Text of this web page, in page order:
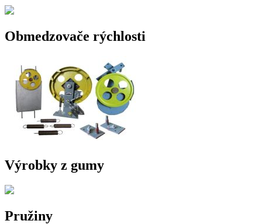
Obmedzovače rýchlosti
Výrobky z gumy
Pružiny